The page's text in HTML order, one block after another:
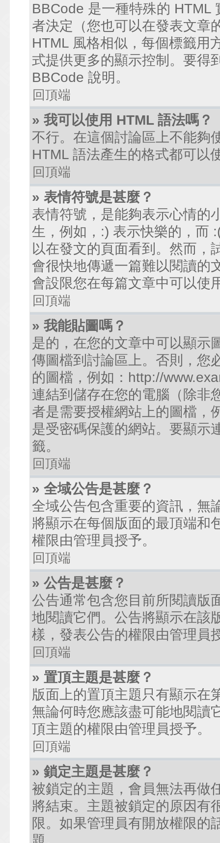
BBCode 是一種特殊的 HTML
者決定（您也可以在發表文章
HTML 風格相似，每個標籤用
式提供更多的顯示控制。要得
BBCode 說明。
回頂端
» 我可以使用 HTML 語法嗎？
不行。在這個討論區上不能夠
HTML 語法產生的格式都可以
回頂端
» 表情符號是甚麼？
表情符號，是能夠表示心情的
生，例如，:) 表示快樂的，而
以在發文的頁面看到。然而，
會很快地傳遞一篇難以閱讀的
會設限您在每篇文章中可以使
回頂端
» 我能貼圖嗎？
是的，在您的文章中可以顯示
傳圖檔到討論區上。否則，您
的圖檔，例如：http://
連結到儲存在您的電腦（除非
者是需要授權網站上的圖檔，
是受密碼保護的網站。要顯示
籤。
回頂端
» 全域公告是甚麼？
全域公告包含重要的資訊，無
將顯示在每個版面的最頂端和
權限由管理員授予。
回頂端
» 公告是甚麼？
公告通常包含您目前所閱讀版
地閱讀它們。公告將顯示在該
樣，發表公告的權限由管理員
回頂端
» 置頂主題是甚麼？
版面上的置頂主題只有顯示在
無論何時您應該盡可能地閱讀
頂主題的權限由管理員授予。
回頂端
» 鎖定主題是甚麼？
被鎖定的主題，會員無法再做
將結束。主題被鎖定的原因有
限。如果管理員有開放權限的